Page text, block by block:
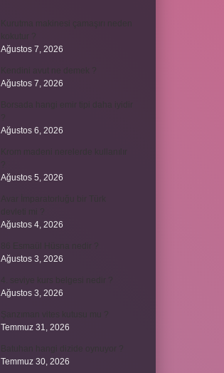
Ağustos 7, 2026
Ağustos 7, 2026
Ağustos 6, 2026
Ağustos 5, 2026
Ağustos 4, 2026
Ağustos 3, 2026
Ağustos 3, 2026
Temmuz 31, 2026
Temmuz 30, 2026